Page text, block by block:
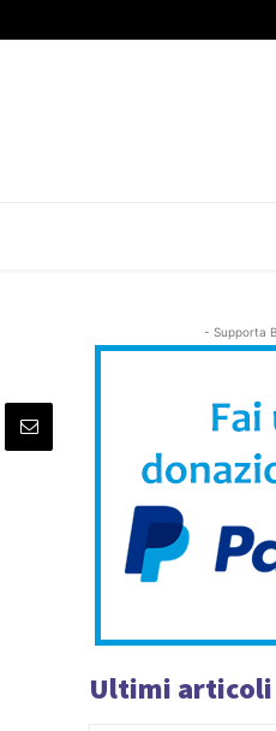
- Supporta
Ultimi articoli